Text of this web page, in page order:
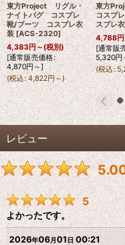
東方Project リグル・
ナイトバグ コスプレ
靴/ブーツ コスプレ衣
装 [ACS-2320]
4,383円～(税別)
[通常販売価格:
4,870円～]
(税込: 4,822円～)
東方
コスプ
スプレ
4,788円
[通常販
5,320円
(税込:
レビュー
5
よかったです。
2026年06月01日00:21